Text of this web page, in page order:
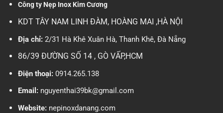
Công ty Nẹp Inox Kim Cương
KDT TÂY NAM LINH ĐÀM, HOÀNG MAI ,HÀ NỘI
Địa chỉ:2/31 Hà Khê Xuân Hà, Thanh Khê, Đà Nẵng
86/39 ĐƯỜNG SỐ 14 , GÒ VẤP,HCM
Điện thoại:0914.265.138
Email:nguyenthai39bk@gmail.com
Website:nepinoxdanang.com